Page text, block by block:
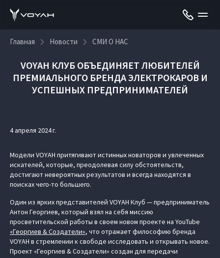
Главная Новости СМИ О НАС
VOYAH КЛУБ ОБЪЕДИНЯЕТ ЛЮБИТЕЛЕЙ
ПРЕМИАЛЬНОГО БРЕНДА ЭЛЕКТРОКАРОВ И
УСПЕШНЫХ ПРЕДПРИНИМАТЕЛЕЙ
4 апреля 2024 г.
Модели VOYAH притягивают истинных новаторов и увлеченных
искателей, которые, преодолевая силу обстоятельств,
достигают невероятных результатов и всегда находятся в
поисках чего-то большего.
Один из ярких представителей VOYAH Клуб — предприниматель
Антон Георгиев, который взял на себя миссию
просветительской работы в своем новом проекте на YouTube
«Георгиев & Создатели», что отражает философию бренда
VOYAH в стремлении к свободе исследовать и открывать новое.
Проект «Георгиев & Создатели» создан для передачи